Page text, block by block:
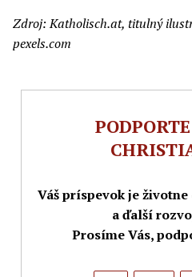
Zdroj: Katholisch.at, titulný
pexels.com
Váš príspevok je
a ďalší
Prosíme Vás,